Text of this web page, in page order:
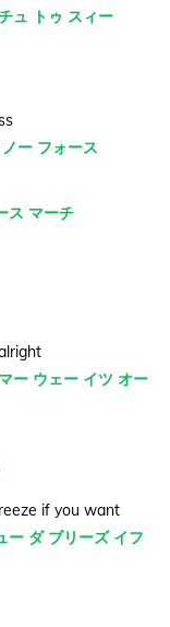
ュ トゥ スィー
ー フォース
ス マーチ
ー ウェー イツ オー
if you want
ー ダ ブリーズ イフ